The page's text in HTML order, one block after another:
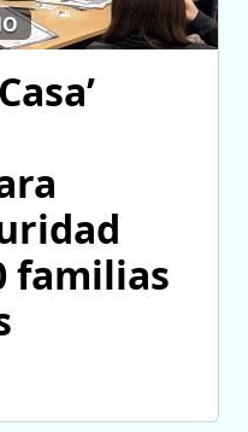
familias